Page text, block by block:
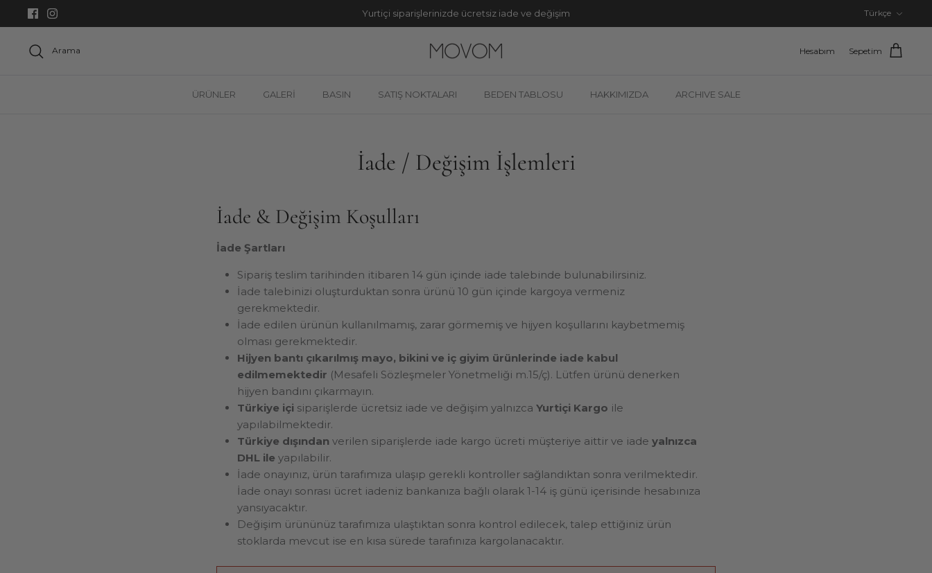
Yurtiçi siparişlerinizde ücretsiz iade ve değişim Türkçe
Arama Hesabım Sepetim
ÜRÜNLER GALERİ BASIN SATIŞ NOKTALARI BEDEN TABLOSU HAKKIMIZDA ARCHIVE SALE
İade / Değişim İşlemleri
İade & Değişim Koşulları
İade Şartları
Sipariş teslim tarihinden itibaren 14 gün içinde iade talebinde bulunabilirsiniz.
İade talebinizi oluşturduktan sonra ürünü 10 gün içinde kargoya vermeniz
gerekmektedir.
İade edilen ürünün kullanılmamış, zarar görmemiş ve hijyen koşullarını kaybetmemiş
olması gerekmektedir.
Hijyen bantı çıkarılmış mayo, bikini ve iç giyim ürünlerinde iade kabul
edilmemektedir (Mesafeli Sözleşmeler Yönetmeliği m.15/ç). Lütfen ürünü denerken
hijyen bandını çıkarmayın.
Türkiye içi siparişlerde ücretsiz iade ve değişim yalnızca Yurtiçi Kargo ile
yapılabilmektedir.
Türkiye dışından verilen siparişlerde iade kargo ücreti müşteriye aittir ve iade yalnızca
DHL ile yapılabilir.
İade onayınız, ürün tarafımıza ulaşıp gerekli kontroller sağlandıktan sonra verilmektedir.
İade onayı sonrası ücret iadeniz bankanıza bağlı olarak 1-14 iş günü içerisinde hesabınıza
yansıyacaktır.
Değişim ürününüz tarafımıza ulaştıktan sonra kontrol edilecek, talep ettiğiniz ürün
stoklarda mevcut ise en kısa sürede tarafınıza kargolanacaktır.